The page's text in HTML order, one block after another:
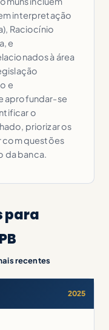
interpretação
Raciocínio
e
à área
e
aprofundar-se
o
priorizar os
com questões
da banca.
para
recentes
2025